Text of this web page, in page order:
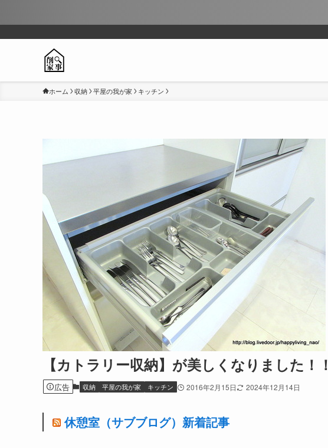
ホーム 収納 平屋の我が家 キッチン
【カトラリー収納】が美しくなりました！！
広告 収納 平屋の我が家 キッチン 2016年2月15日 2024年12月14日
休憩室（サブブログ）新着記事